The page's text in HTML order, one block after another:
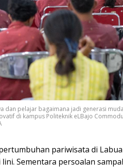
dan pelajar bagaimana jadi generasi
di kampus Politeknik eLBajo
pariwisata di
Sementara persoalan